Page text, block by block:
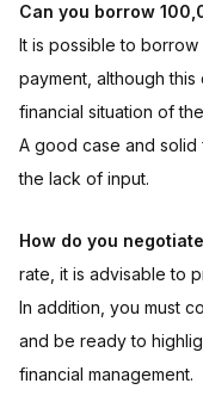
Can you borrow
It is possible to
payment, although
financial situation of
A good case and solid
the lack of input.
How do you
rate, it is advisable to
In addition, you must
and be ready to
financial management.